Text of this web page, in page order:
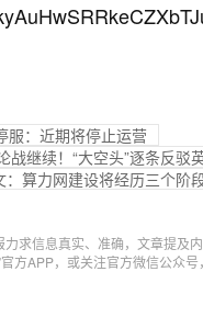
服：近期将停止运营
战继续！“大空头”逐条反
算力网建设将经历三个阶
力求信息真实、准确，文章提及
官方APP，或关注官方微信公众